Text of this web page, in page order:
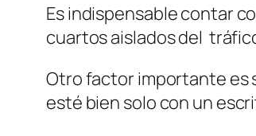
Es indispensable contar
cuartos aislados del
Otro factor importante es
esté bien solo con un